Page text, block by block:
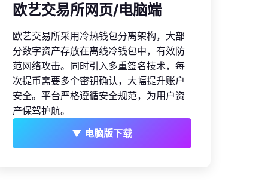
欧艺交易所网页/电脑端
欧艺交易所采用冷热钱包分离架构，大部
分数字资产存放在离线冷钱包中，有效防
范网络攻击。同时引入多重签名技术，每
次提币需要多个密钥确认，大幅提升账户
安全。平台严格遵循安全规范，为用户资
产保驾护航。
▼ 电脑版下载